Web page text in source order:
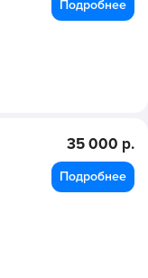
Подробнее
35 000 р.
Подробнее